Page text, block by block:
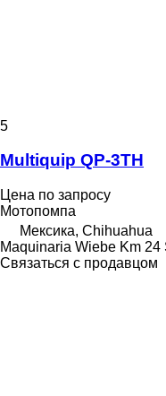
5
Multiquip QP-3TH
Цена по запросу
Мотопомпа
Мексика, Chihuahua
Maquinaria Wiebe Km 24
Связаться с продавцом